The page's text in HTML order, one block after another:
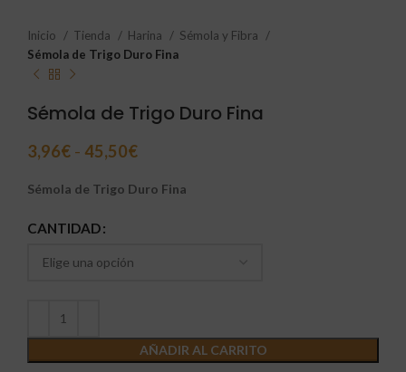
Inicio Tienda Harina
Sémola y Fibra
Sémola de Trigo Duro Fina
Sémola de Trigo Duro Fina
3,96€ - 45,50€
Sémola de Trigo Duro Fina
CANTIDAD
AÑADIR AL CARRITO